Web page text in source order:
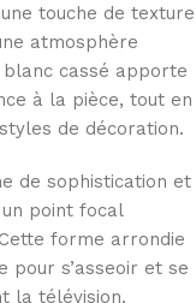
touche de texture
atmosphère
cassé apporte
à la pièce, tout en
de décoration.
de sophistication et
point focal
forme arrondie
s’asseoir et se
la télévision.